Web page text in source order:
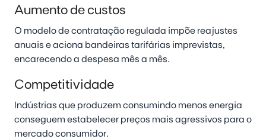
Aumento de custos
O modelo de contratação regulada impõe reajustes
anuais e aciona bandeiras tarifárias imprevistas,
encarecendo a despesa mês a mês.
Competitividade
Indústrias que produzem consumindo menos energia
conseguem estabelecer preços mais agressivos para o
mercado consumidor.